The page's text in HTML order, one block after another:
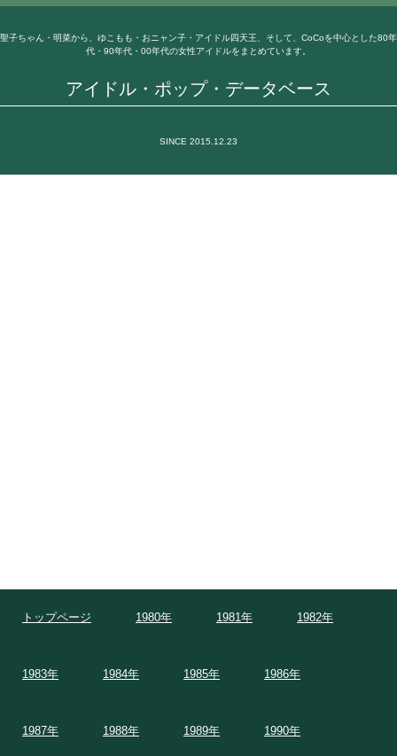
アイドル・ポップ・データベース
聖子ちゃん・明菜から、ゆこもも・おニャン子・アイドル四天王、そして、CoCoを中心とした80年
代・90年代・00年代の女性アイドルをまとめています。
SINCE 2015.12.23
トップページ 1980年 1981年 1982年
1983年 1984年 1985年 1986年
1987年 1988年 1989年 1990年